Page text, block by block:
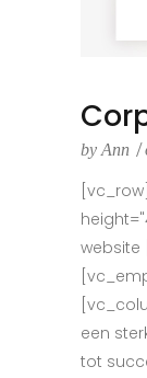
by Ann
website
een
tot